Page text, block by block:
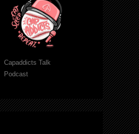
Capaddicts Talk
Podcast